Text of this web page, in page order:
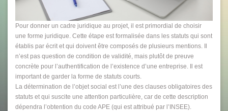
Pour donner un cadre juridique au projet, il est primordial de choisir
une forme juridique. Cette étape est formalisée dans les statuts qui sont
établis par écrit et qui doivent être composés de plusieurs mentions. Il
n’est pas question de condition de validité, mais plutôt de preuve
concrète pour l’authentification de l’existence d’une entreprise. Il est
important de garder la forme de statuts courts.
La détermination de l’objet social est l’une des clauses obligatoires des
statuts et qui suscite une attention particulière, car de cette description
dépendra l’obtention du code APE (qui est attribué par l’INSEE).